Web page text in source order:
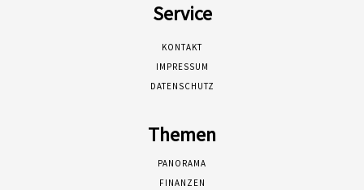
Service
KONTAKT
IMPRESSUM
DATENSCHUTZ
Themen
PANORAMA
FINANZEN